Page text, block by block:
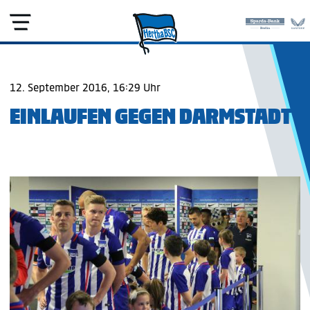
12. September 2016, 16:29 Uhr
EINLAUFEN GEGEN DARMSTADT